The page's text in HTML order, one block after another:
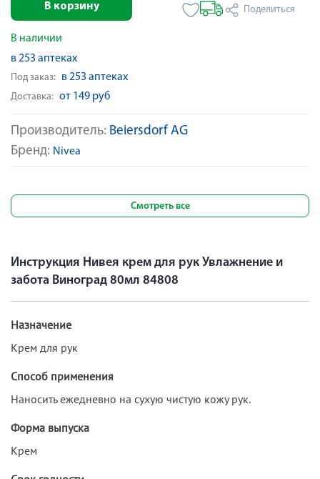
Производитель: Beiersdorf AG
Бренд: Nivea
В корзину Поделиться
В наличии
в 253 аптеках
Под заказ: в 253 аптеках
Доставка: от 149 руб
Смотреть все
Инструкция Нивея крем для рук Увлажнение и
забота Виноград 80мл 84808
Назначение
Крем для рук
Способ применения
Наносить ежедневно на сухую чистую кожу рук.
Форма выпуска
Крем